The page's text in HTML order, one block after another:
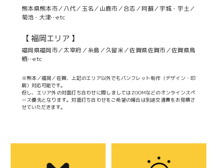
熊本県熊本市／八代／玉名／山鹿市／合志／阿蘇／宇城・宇土／
菊池・大津…etc
【 福岡エリア 】
福岡県福岡市／太宰府／糸島／久留米／佐賀県佐賀市／佐賀県鳥
栖…etc
※熊本／福岡／佐賀、上記のエリア以外でもパンフレット制作（デザイン・印
刷）対応可能です。
但し、エリア外の対面打ち合わせに際しましてはZOOMなどのオンラインスペ
ース優先となります。対面打ち合わせをご希望の場合は別途交通費をお見積さ
せていただきます。